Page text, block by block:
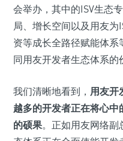
会举办，其中的ISV生态
局、增长空间以及用友为
资等成长全路径赋能体
同用友开发者生态体系的
我们清晰地看到， 用友开
越多的开发者正在将心中
的硕果。正如用友网络副